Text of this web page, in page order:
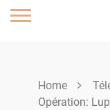
Home
Opération: